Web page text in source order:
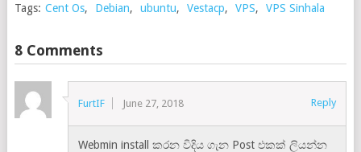
Tags: Cent Os, Debian, ubuntu, Vestacp, VPS, VPS Sinhala
8 Comments
FurtIF June 27, 2018 Reply
Webmin install කරන විදිය ගැන Post එකක් ලියන්න